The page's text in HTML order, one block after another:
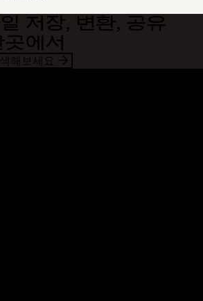
저장, 변환, 공유
에서
해보세요